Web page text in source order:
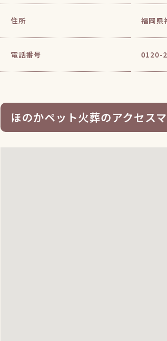
住所 福岡県
電話番号 0120-
ほのかペット火葬のアクセス